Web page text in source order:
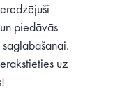
piedāvās
uz